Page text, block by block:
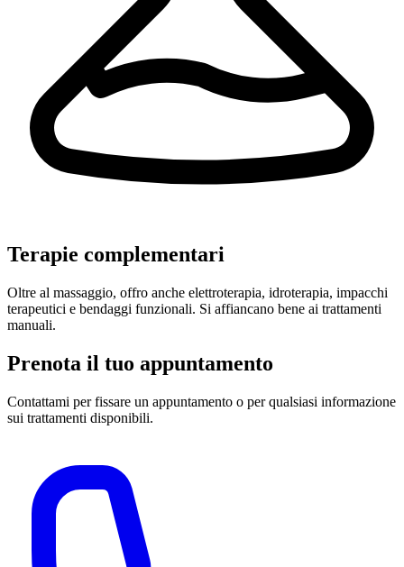
Terapie complementari
Oltre al massaggio, offro anche elettroterapia, idroterapia, impacchi
terapeutici e bendaggi funzionali. Si affiancano bene ai trattamenti
manuali.
Prenota il tuo appuntamento
Contattami per fissare un appuntamento o per qualsiasi informazione
sui trattamenti disponibili.